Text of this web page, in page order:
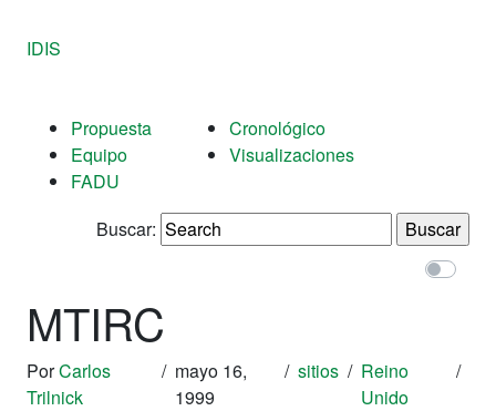
IDIS
Propuesta
Equipo
FADU
Cronológico
Visualizaciones
Buscar:
MTIRC
PorCarlos
Trilnick
/ mayo 16,
1999
/ sitios / Reino
Unido
/